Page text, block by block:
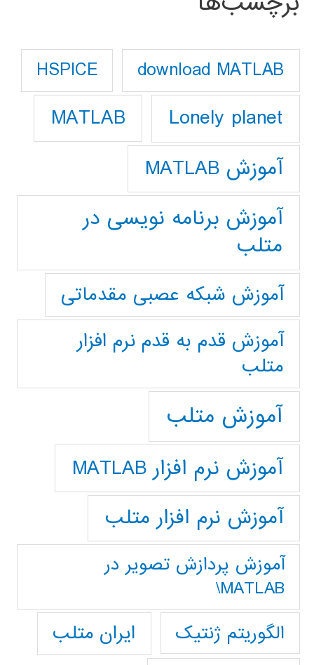
download MATLAB
HSPICE
Lonely planet
MATLAB
آموزش MATLAB
آموزش برنامه نویسی در
متلب
آموزش شبکه عصبی مقدماتی
آموزش قدم به قدم نرم افزار
متلب
آموزش متلب
آموزش نرم افزار MATLAB
آموزش نرم افزار متلب
آموزش پردازش تصوير در
MATLAB\
الگوریتم ژنتیک
ایران متلب